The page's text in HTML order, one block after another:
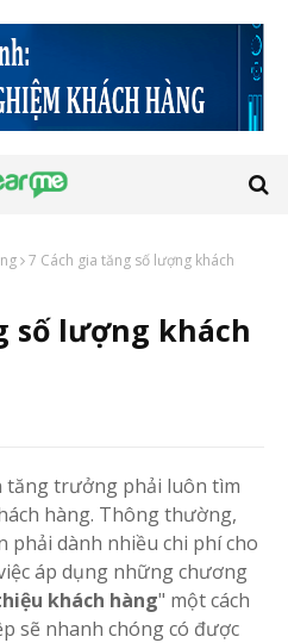
7 Cách gia tăng số lượng khách
số lượng khách
tăng trưởng phải luôn tìm
hàng. Thông thường,
phải dành nhiều chi phí cho
áp dụng những chương
khách hàng" một cách
sẽ nhanh chóng có được